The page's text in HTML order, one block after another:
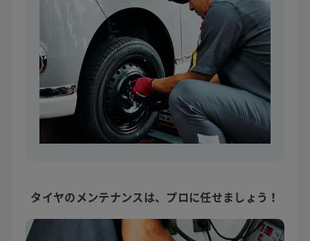
タイヤのメンテナンスは、 プロに任せましょう！